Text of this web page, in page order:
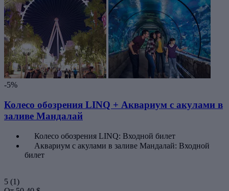
-5%
Колесо обозрения LINQ + Аквариум с акулами в
заливе Мандалай
Колесо обозрения LINQ: Входной билет
Аквариум с акулами в заливе Мандалай: Входной
билет
5 (1)